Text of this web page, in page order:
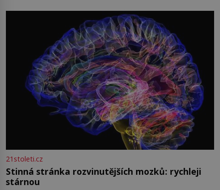
přízračná scéna znamená? Je jaro roku 1945, druhá
světová válka se chýlí ke konci. Jezero Stolpsee
21stoleti.cz
Stinná stránka rozvinutějších mozků: rychleji
stárnou